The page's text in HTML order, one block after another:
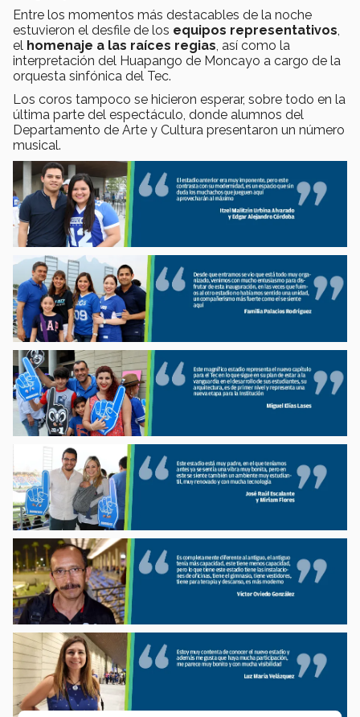
Entre los momentos más destacables de la noche
estuvieron el desfile de los equipos representativos,
el homenaje a las raíces regias, así como la
interpretación del Huapango de Moncayo a cargo de la
orquesta sinfónica del Tec.
Los coros tampoco se hicieron esperar, sobre todo en la
última parte del espectáculo, donde alumnos del
Departamento de Arte y Cultura presentaron un número
musical.